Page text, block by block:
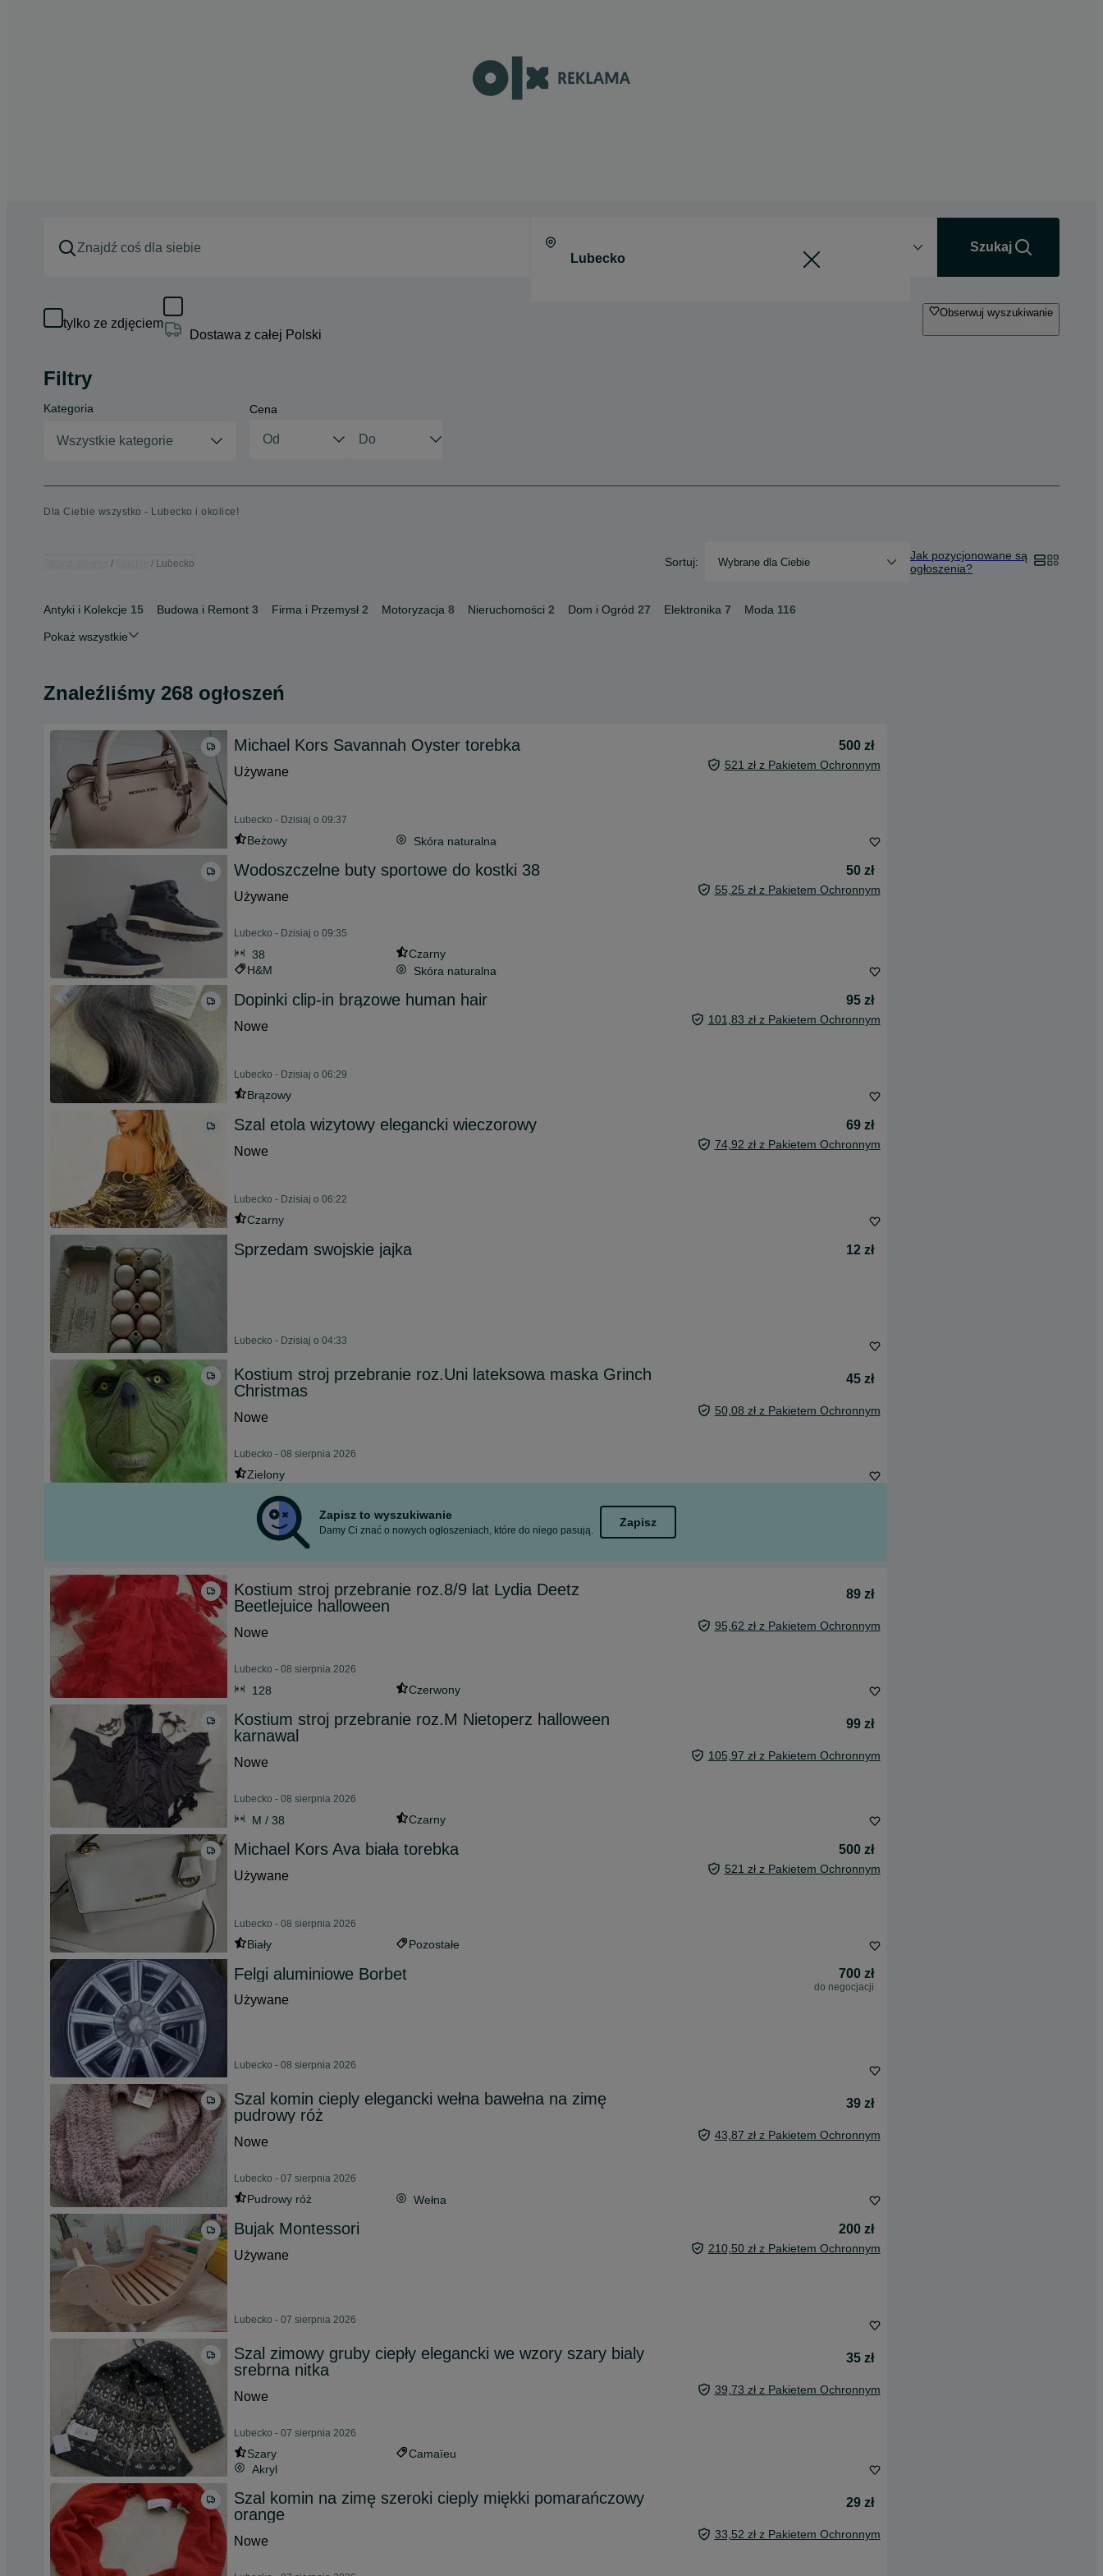
Szukaj
tylko ze zdjęciem
Dostawa z całej Polski
Obserwuj wyszukiwanie
Filtry
Kategoria
Wszystkie kategorie
Cena
Dla Ciebie wszystko - Lubecko i okolice!
Lubecko Sortuj: Wybrane dla Ciebie
Jak pozycjonowane są
ogłoszenia?
Antyki i Kolekcje 15 Budowa i Remont 3 Firma i Przemysł 2 Motoryzacja 8 Nieruchomości 2 Dom i Ogród 27 Elektronika 7 Moda 116
Pokaż wszystkie
Znaleźliśmy 268 ogłoszeń
Michael Kors Savannah Oyster torebka
500 zł
Używane
521 zł z Pakietem Ochronnym
Lubecko - Dzisiaj o 09:37
Beżowy Skóra naturalna
Wodoszczelne buty sportowe do kostki 38
50 zł
Używane
55,25 zł z Pakietem Ochronnym
Lubecko - Dzisiaj o 09:35
38
Czarny
H&M
Skóra naturalna
Dopinki clip-in brązowe human hair
95 zł
Nowe
101,83 zł z Pakietem Ochronnym
Lubecko - Dzisiaj o 06:29
Brązowy
Szal etola wizytowy elegancki wieczorowy
69 zł
Nowe
74,92 zł z Pakietem Ochronnym
Lubecko - Dzisiaj o 06:22
Czarny
Sprzedam swojskie jajka 12 zł
Lubecko - Dzisiaj o 04:33
Kostium stroj przebranie roz.Uni lateksowa maska Grinch
Christmas
45 zł
Nowe 50,08 zł z Pakietem Ochronnym
Lubecko - 08 sierpnia 2026
Zielony
Zapisz to wyszukiwanie
Damy Ci znać o nowych ogłoszeniach, które do niego pasują.
Zapisz
Kostium stroj przebranie roz.8/9 lat Lydia Deetz
Beetlejuice halloween
89 zł
Nowe 95,62 zł z Pakietem Ochronnym
Lubecko - 08 sierpnia 2026
128 Czerwony
Kostium stroj przebranie roz.M Nietoperz halloween
karnawal
99 zł
Nowe 105,97 zł z Pakietem Ochronnym
Lubecko - 08 sierpnia 2026
M / 38 Czarny
Michael Kors Ava biała torebka
500 zł
Używane
521 zł z Pakietem Ochronnym
Lubecko - 08 sierpnia 2026
Biały Pozostałe
Felgi aluminiowe Borbet 700 zł
do negocjacji
Używane
Lubecko - 08 sierpnia 2026
Szal komin cieply elegancki wełna bawełna na zimę
pudrowy róż
39 zł
Nowe 43,87 zł z Pakietem Ochronnym
Lubecko - 07 sierpnia 2026
Pudrowy róż Wełna
Bujak Montessori
200 zł
Używane
210,50 zł z Pakietem Ochronnym
Lubecko - 07 sierpnia 2026
Szal zimowy gruby ciepły elegancki we wzory szary bialy
srebrna nitka
35 zł
Nowe 39,73 zł z Pakietem Ochronnym
Lubecko - 07 sierpnia 2026
Szary
Camaïeu
Akryl
Szal komin na zimę szeroki cieply miękki pomarańczowy
orange
29 zł
Nowe 33,52 zł z Pakietem Ochronnym